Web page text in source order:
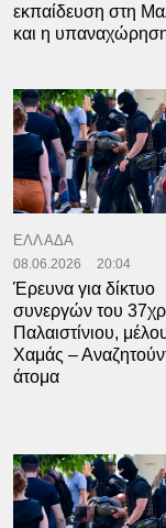
εκπαίδευση στη
και η
ΕΛΛΑΔΑ
08.06.2026 20:04
Έρευνα για δίκτυο
συνεργών του
Παλαιστίνιου,
Χαμάς –
άτομα